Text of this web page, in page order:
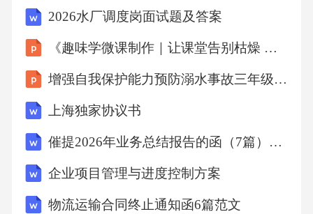
2026水厂调度岗面试题及答案
《趣味学微课制作｜让课堂告别枯燥 爱上学习》
增强自我保护能力预防溺水事故三年级主题班会课件
上海独家协议书
催提2026年业务总结报告的函（7篇）范文
企业项目管理与进度控制方案
物流运输合同终止通知函6篇范文